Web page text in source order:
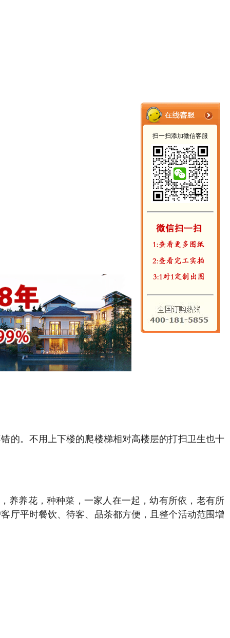
的。不用上下楼的爬楼梯相对高楼层的打扫卫生也十
养养花，种种菜，一家人在一起，幼有所依，老有所
厅平时餐饮、待客、品茶都方便，且整个活动范围增
扫一扫添加微信客服